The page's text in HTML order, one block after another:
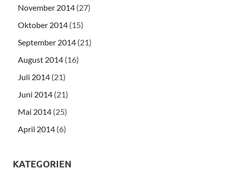
November 2014 (27)
Oktober 2014 (15)
September 2014 (21)
August 2014 (16)
Juli 2014 (21)
Juni 2014 (21)
Mai 2014 (25)
April 2014 (6)
KATEGORIEN